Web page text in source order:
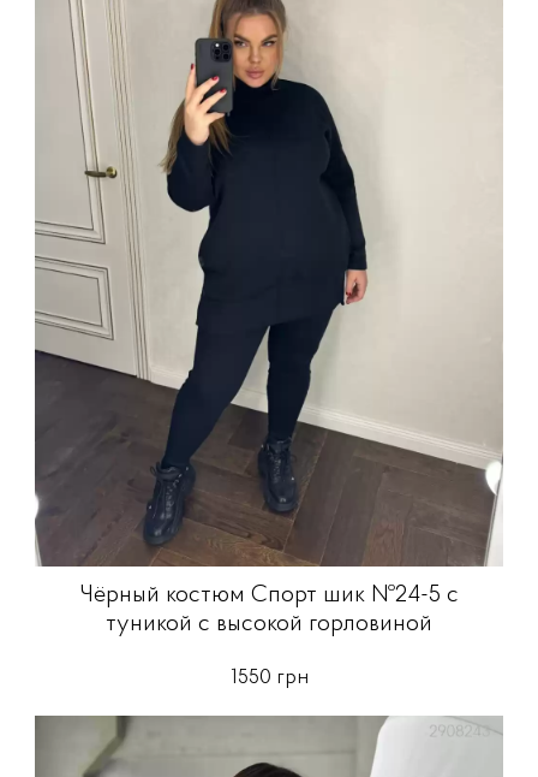
Чёрный костюм Спорт шик №24-5 с
туникой с высокой горловиной
1550 грн